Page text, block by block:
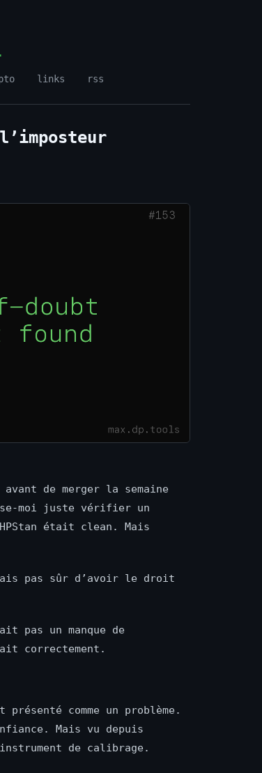
links rss
de merger la semaine
moi juste vérifier un
était clean. Mais
pas sûr d’avoir le droit
pas un manque de
correctement.
comme un problème.
Mais vu depuis
de calibrage.